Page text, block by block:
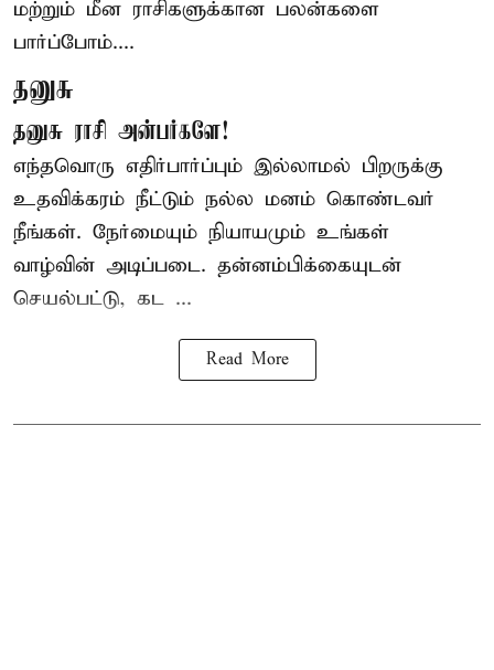
மற்றும் மீன ராசிகளுக்கான பலன்களை
பார்ப்போம்....
தனுசு
தனுசு ராசி அன்பர்களே!
எந்தவொரு எதிர்பார்ப்பும் இல்லாமல் பிறருக்கு
உதவிக்கரம் நீட்டும் நல்ல மனம் கொண்டவர்
நீங்கள். நேர்மையும் நியாயமும் உங்கள்
வாழ்வின் அடிப்படை. தன்னம்பிக்கையுடன்
செயல்பட்டு, கட ...
Read More